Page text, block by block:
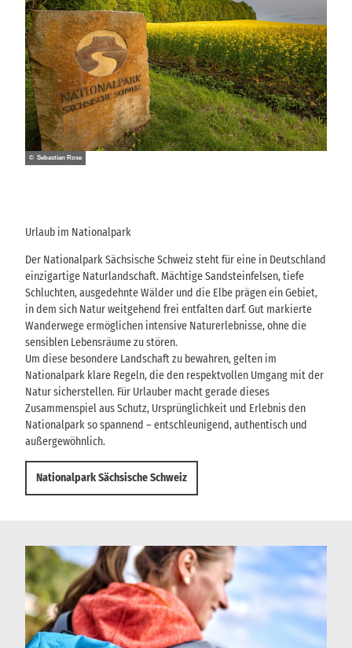
© Sebastian Rose
Urlaub im Nationalpark
Der Nationalpark Sächsische Schweiz steht für eine in Deutschland
einzigartige Naturlandschaft. Mächtige Sandsteinfelsen, tiefe
Schluchten, ausgedehnte Wälder und die Elbe prägen ein Gebiet,
in dem sich Natur weitgehend frei entfalten darf. Gut markierte
Wanderwege ermöglichen intensive Naturerlebnisse, ohne die
sensiblen Lebensräume zu stören.
Um diese besondere Landschaft zu bewahren, gelten im
Nationalpark klare Regeln, die den respektvollen Umgang mit der
Natur sicherstellen. Für Urlauber macht gerade dieses
Zusammenspiel aus Schutz, Ursprünglichkeit und Erlebnis den
Nationalpark so spannend – entschleunigend, authentisch und
außergewöhnlich.
Nationalpark Sächsische Schweiz